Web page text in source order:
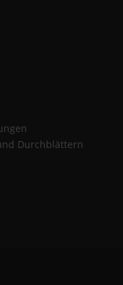
Durchblättern